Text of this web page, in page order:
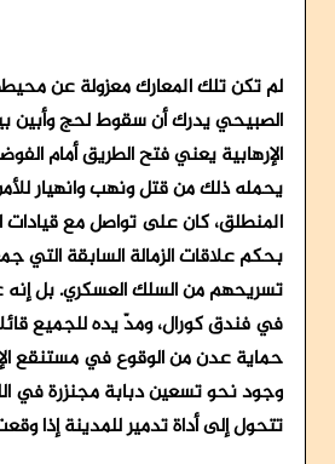
لم تكن تلك المعارك معزولة عن
الصبيحي يدرك أن سقوط لحج وأبين
الإرهابية يعني فتح الطريق أمام
يحمله ذلك من قتل ونهب وانهيار
المنطلق، كان على تواصل مع قيادات
بحكم علاقات الزمالة السابقة التي
تسريحهم من السلك العسكري. بل
في فندق كورال، ومدّ يده للجميع
حماية عدن من الوقوع في مستنقع
تتحول إلى أداة تدمير للمدينة إذا